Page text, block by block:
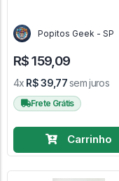
Popitos Geek - SP
R$ 159,09
4x R$ 39,77sem juros
Frete Grátis
Carrinho